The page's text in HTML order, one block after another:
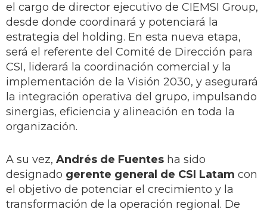
el cargo de director ejecutivo de CIEMSI Group,
desde donde coordinará y potenciará la
estrategia del holding. En esta nueva etapa,
será el referente del Comité de Dirección para
CSI, liderará la coordinación comercial y la
implementación de la Visión 2030, y asegurará
la integración operativa del grupo, impulsando
sinergias, eficiencia y alineación en toda la
organización.
A su vez, Andrés de Fuentes ha sido
designado gerente general de CSI Latam con
el objetivo de potenciar el crecimiento y la
transformación de la operación regional. De